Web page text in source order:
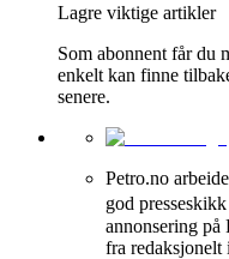
Lagre viktige artikler
Som abonnent får du
enkelt kan finne
senere.
Petro.no
god
annonsering
fra redaksjonelt